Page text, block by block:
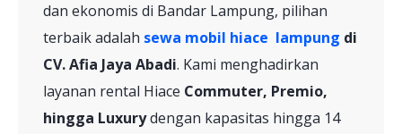
dan ekonomis di Bandar Lampung, pilihan
terbaik adalah sewa mobil hiace lampung di
CV. Afia Jaya Abadi. Kami menghadirkan
layanan rental Hiace Commuter, Premio,
hingga Luxurydengan kapasitas hingga 14